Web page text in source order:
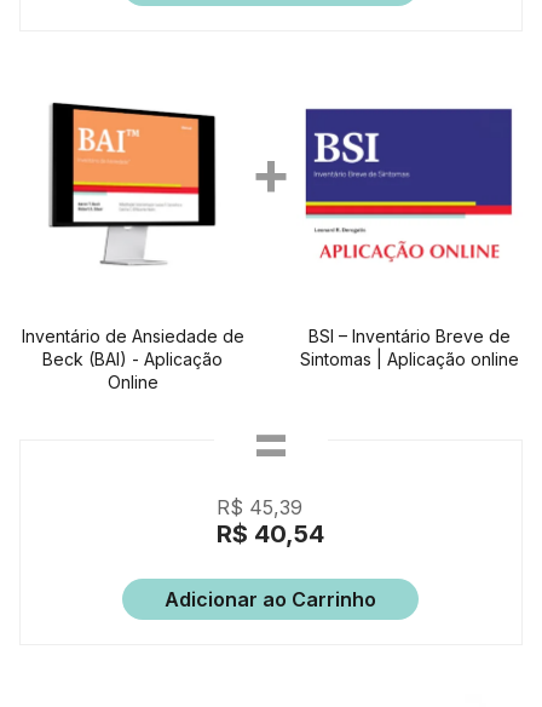
Inventário de Ansiedade de
Beck (BAI) - Aplicação
Online
BSI – Inventário Breve de
Sintomas | Aplicação online
R$ 45,39
R$ 40,54
Adicionar ao Carrinho